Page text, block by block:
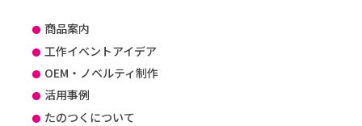
商品案内
工作イベントアイデア
OEM・ノベルティ制作
活用事例
たのつくについて